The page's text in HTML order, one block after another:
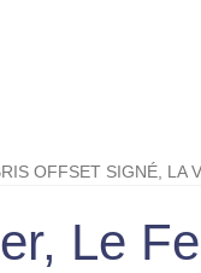
OFFSET SIGNÉ, LA
Le